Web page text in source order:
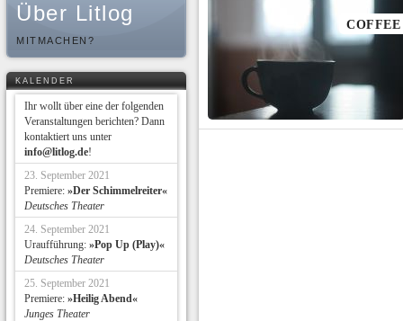
Über Litlog
MITMACHEN?
KALENDER
Ihr wollt über eine der folgenden
Veranstaltungen berichten? Dann
kontaktiert uns unter
info@litlog.de!
23. September 2021
Premiere: »Der Schimmelreiter«
Deutsches Theater
24. September 2021
Uraufführung: »Pop Up (Play)«
Deutsches Theater
25. September 2021
Premiere: »Heilig Abend«
Junges Theater